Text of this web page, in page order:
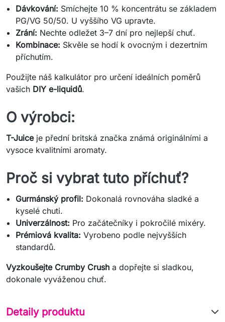
Dávkování: Smíchejte 10 % koncentrátu se základem
PG/VG 50/50. U vyššího VG upravte.
Zrání: Nechte odležet 3–7 dní pro nejlepší chuť.
Kombinace: Skvěle se hodí k ovocným i dezertním
příchutím.
Použijte náš kalkulátor pro určení ideálních poměrů
vašich DIY e-liquidů.
O výrobci:
T-Juiceje přední britská značka známá originálními a
vysoce kvalitními aromaty.
Proč si vybrat tuto příchuť?
Gurmánský profil: Dokonalá rovnováha sladké a
kyselé chuti.
Univerzálnost: Pro začátečníky i pokročilé mixéry.
Prémiová kvalita: Vyrobeno podle nejvyšších
standardů.
Vyzkoušejte Crumby Crush a dopřejte si sladkou,
dokonale vyváženou chuť.
Detaily produktu